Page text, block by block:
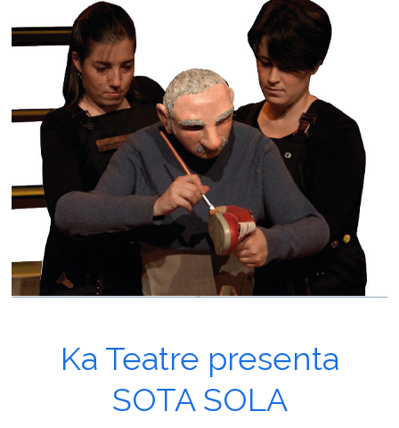
Ka Teatre presenta
SOTA SOLA